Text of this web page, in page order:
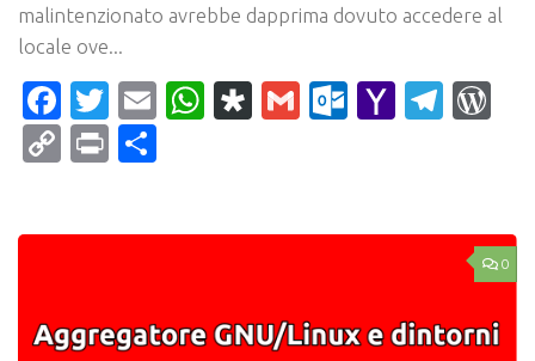
malintenzionato avrebbe dapprima dovuto accedere al
locale ove...
Facebook
Twitter
EmailWhatsApp
Diaspora
Gmail Yahoo
CopyPrint
0